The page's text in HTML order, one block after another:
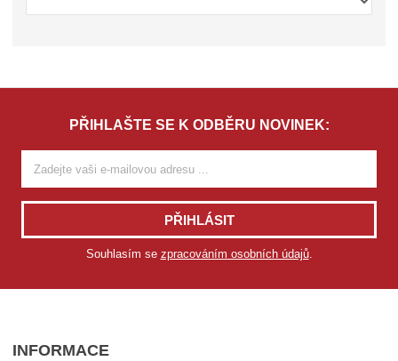
PŘIHLAŠTE SE K ODBĚRU NOVINEK:
PŘIHLÁSIT
Souhlasím se zpracováním osobních údajů.
INFORMACE